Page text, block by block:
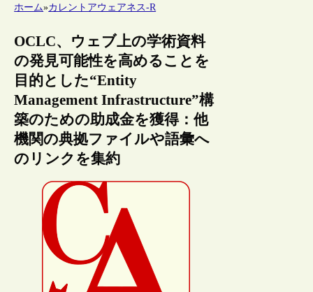
ホーム»カレントアウェアネス-R
OCLC、ウェブ上の学術資料
の発見可能性を高めることを
目的とした“Entity
Management Infrastructure”構
築のための助成金を獲得：他
機関の典拠ファイルや語彙へ
のリンクを集約